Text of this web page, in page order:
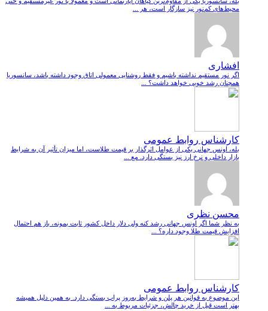
محیط‌های کم‌نور نیز سازگار است، هر ...
افشاری
اگر نور مستقیم نداشته باشیم و فقط روشنایی معمولی اتاق وجود داشته باشد، سانسوریا
همچنان رشد خوبی خواهد داشت؟ ...
کارشناس روابط عمومی
بله، اونس جهانی یکی از عوامل اثرگذار بر قیمت طلاست، اما میزان تأثیر آن به شرایط
بازار داخلی و نرخ ارز نیز بستگی دارد. مع ...
محسن نظری
به نظر شما اگر اونس جهانی رشد کنه ولی دلار داخل کشور ثابت بمونه، باز هم احتمال
افزایش قیمت طلا وجود داره؟ ...
کارشناس روابط عمومی
این موضوع به قوانین هر پلن و شرایط به‌روز پراپ بستگی دارد. به همین دلیل همیشه
بهتر است قبل از خرید چالش، جزئیات مربوط به ...